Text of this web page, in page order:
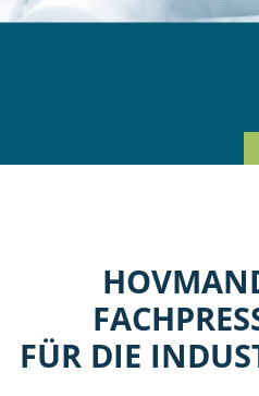
FÜR DIE